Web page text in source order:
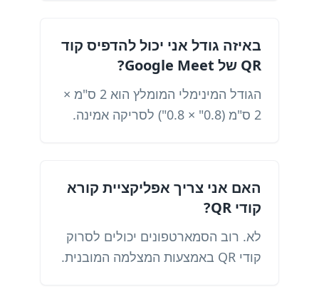
באיזה גודל אני יכול להדפיס קוד
QR של Google Meet?
הגודל המינימלי המומלץ הוא 2 ס"מ ×
2 ס"מ (0.8" × 0.8") לסריקה אמינה.
האם אני צריך אפליקציית קורא
קודי QR?
לא. רוב הסמארטפונים יכולים לסרוק
קודי QR באמצעות המצלמה המובנית.